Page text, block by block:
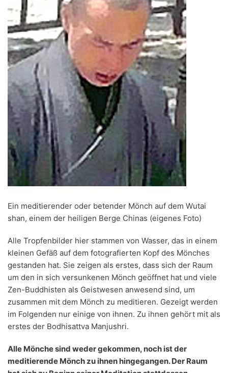
Ein meditierender oder betender Mönch auf dem Wutai
shan, einem der heiligen Berge Chinas (eigenes Foto)
Alle Tropfenbilder hier stammen von Wasser, das in einem
kleinen Gefäß auf dem fotografierten Kopf des Mönches
gestanden hat. Sie zeigen als erstes, dass sich der Raum
um den in sich versunkenen Mönch geöffnet hat und viele
Zen-Buddhisten als Geistwesen anwesend sind, um
zusammen mit dem Mönch zu meditieren. Gezeigt werden
im Folgenden nur einige von ihnen. Zu ihnen gehört mit als
erstes der Bodhisattva Manjushri.
Alle Mönche sind weder gekommen, noch ist der
meditierende Mönch zu ihnen hingegangen. Der Raum